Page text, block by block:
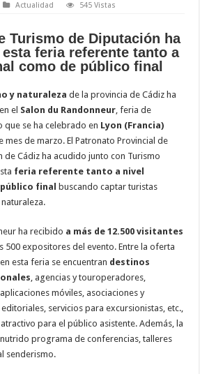
Actualidad 545 Vistas
Turismo de Diputación ha
feria referente tanto a
como de público final
y naturaleza de la provincia de Cádiz ha
el Salon du Randonneur, feria de
que se ha celebrado en Lyon (Francia)
mes de marzo. El Patronato Provincial de
de Cádiz ha acudido junto con Turismo
feria referente tanto a nivel
final buscando captar turistas
ha recibido a más de 12.500 visitantes
500 expositores del evento. Entre la oferta
esta feria se encuentran destinos
, agencias y touroperadores,
móviles, asociaciones y
servicios para excursionistas, etc.,
para el público asistente. Además, la
programa de conferencias, talleres
senderismo.